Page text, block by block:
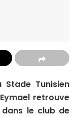
Tunisien
retrouve
le club de